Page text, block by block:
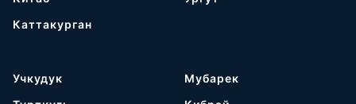
Каттакурган
Учкудук
Мубарек